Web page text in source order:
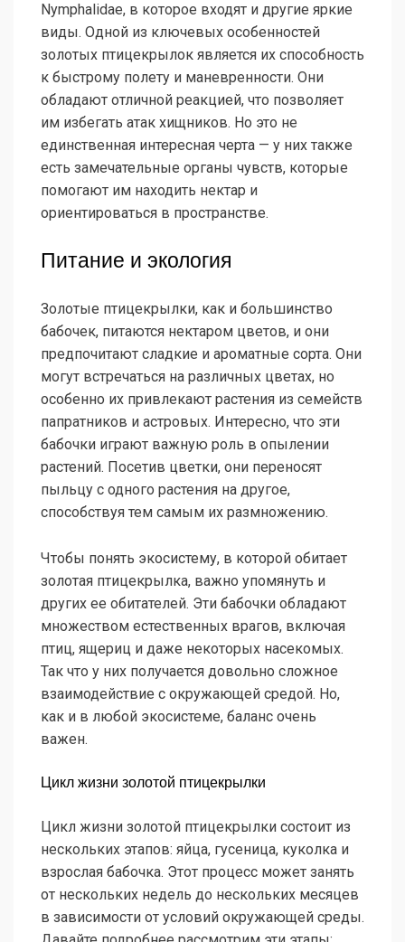
Nymphalidae, в которое входят и другие яркие
виды. Одной из ключевых особенностей
золотых птицекрылок является их способность
к быстрому полету и маневренности. Они
обладают отличной реакцией, что позволяет
им избегать атак хищников. Но это не
единственная интересная черта — у них также
есть замечательные органы чувств, которые
помогают им находить нектар и
ориентироваться в пространстве.
Питание и экология
Золотые птицекрылки, как и большинство
бабочек, питаются нектаром цветов, и они
предпочитают сладкие и ароматные сорта. Они
могут встречаться на различных цветах, но
особенно их привлекают растения из семейств
папратников и астровых. Интересно, что эти
бабочки играют важную роль в опылении
растений. Посетив цветки, они переносят
пыльцу с одного растения на другое,
способствуя тем самым их размножению.
Чтобы понять экосистему, в которой обитает
золотая птицекрылка, важно упомянуть и
других ее обитателей. Эти бабочки обладают
множеством естественных врагов, включая
птиц, ящериц и даже некоторых насекомых.
Так что у них получается довольно сложное
взаимодействие с окружающей средой. Но,
как и в любой экосистеме, баланс очень
важен.
Цикл жизни золотой птицекрылки
Цикл жизни золотой птицекрылки состоит из
нескольких этапов: яйца, гусеница, куколка и
взрослая бабочка. Этот процесс может занять
от нескольких недель до нескольких месяцев
в зависимости от условий окружающей среды.